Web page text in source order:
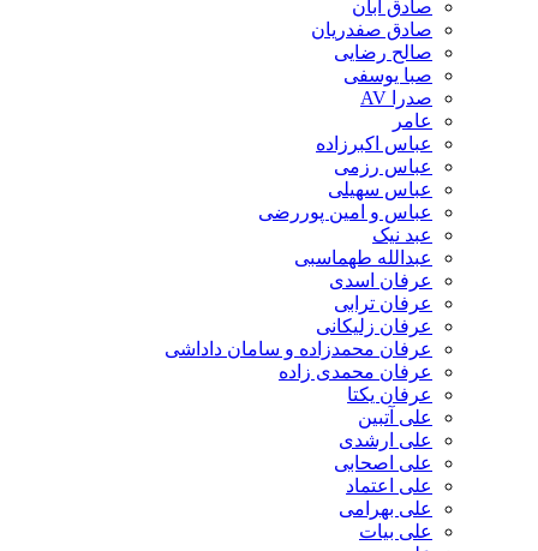
صادق آبان
صادق صفدریان
صالح رضایی
صبا یوسفی
صدرا AV
عامر
عباس اکبرزاده
عباس رزمی
عباس سهیلی
عباس و امین پوررضی
عبد نیک
عبدالله طهماسبی‎
عرفان اسدی
عرفان ترابی
عرفان زلیکانی
عرفان محمدزاده و سامان داداشی
عرفان محمدی زاده
عرفان یکتا
علی آتبین
علی ارشدی
علی اصحابی
علی اعتماد
علی بهرامی
علی بیات